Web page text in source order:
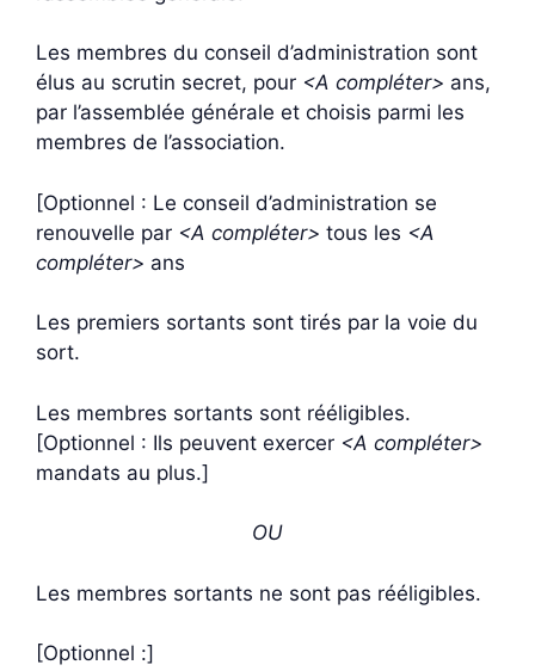
Les membres du conseil d’administration sont
élus au scrutin secret, pour <A compléter> ans,
par l’assemblée générale et choisis parmi les
membres de l’association.
[Optionnel : Le conseil d’administration se
renouvelle par <A compléter> tous les <A
compléter> ans
Les premiers sortants sont tirés par la voie du
sort.
Les membres sortants sont rééligibles.
[Optionnel : Ils peuvent exercer <A compléter>
mandats au plus.]
OU
Les membres sortants ne sont pas rééligibles.
[Optionnel :]